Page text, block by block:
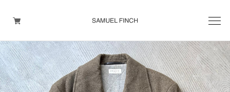
Men's